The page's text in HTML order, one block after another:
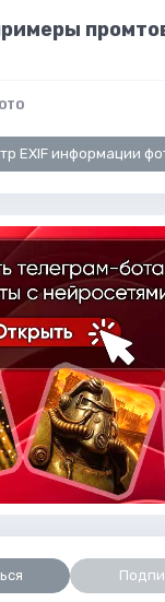
EXIF информации